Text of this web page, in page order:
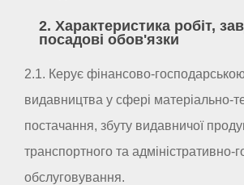
2. Характеристика робіт,
посадові обов'язки
2.1. Керує фінансово-
видавництва у сфері матеріально-
постачання, збуту видавничої
транспортного та адміністративно-
обслуговування.